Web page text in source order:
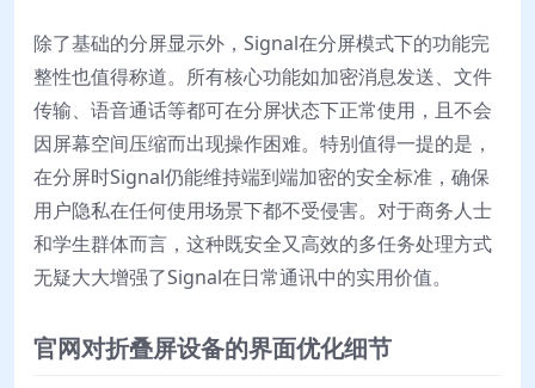
除了基础的分屏显示外，Signal在分屏模式下的功能完
整性也值得称道。所有核心功能如加密消息发送、文件
传输、语音通话等都可在分屏状态下正常使用，且不会
因屏幕空间压缩而出现操作困难。特别值得一提的是，
在分屏时Signal仍能维持端到端加密的安全标准，确保
用户隐私在任何使用场景下都不受侵害。对于商务人士
和学生群体而言，这种既安全又高效的多任务处理方式
无疑大大增强了Signal在日常通讯中的实用价值。
官网对折叠屏设备的界面优化细节